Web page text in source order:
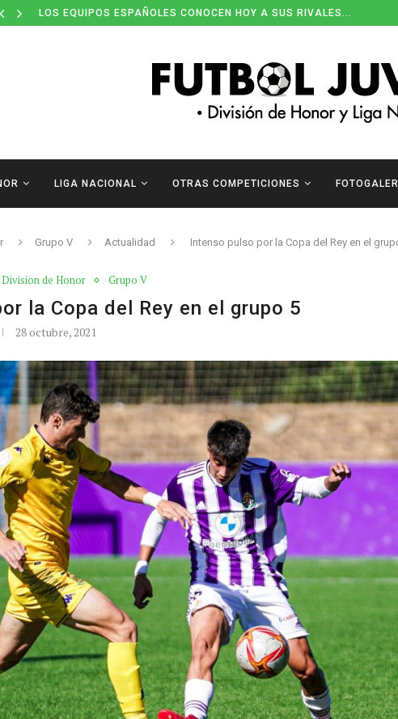
LOS EQUIPOS ESPAÑOLES CONOCEN HOY A SUS RIVALES...
LIGA NACIONAL OTRAS COMPETICIONES
Grupo V Actualidad Intenso pulso por la Copa del Rey en el
Division de Honor Grupo V
la Copa del Rey en el grupo 5
28 octubre, 2021